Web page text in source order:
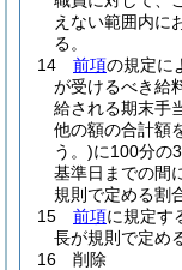
えない範囲内に
る。
14
前項の規定に
が受けるべき給
給される期末手
他の額の合計額
う。)に100分の
基準日までの間
規則で定める割
15
前項に規定す
長が規則で定め
16
削除